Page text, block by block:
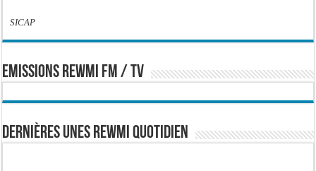
SICAP
EMISSIONS REWMI FM / TV
Dernières Unes Rewmi Quotidien